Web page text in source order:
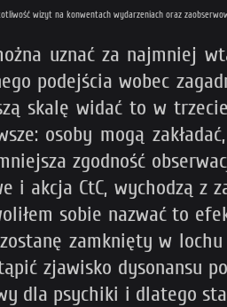
wizyt na konwentach wydarzeniach oraz
uznać za najmniej
podejścia wobec
skalę widać to w
osoby mogą
zgodność
i akcja CtC, wychodzą
sobie nazwać to
zamknięty w
zjawisko dysonansu
dla psychiki i dlatego